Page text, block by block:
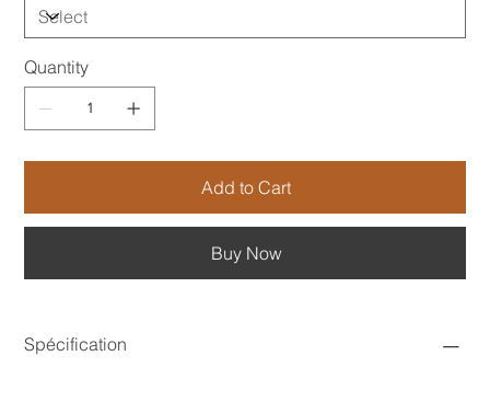
Quantity
Add to Cart
Buy Now
Spécification